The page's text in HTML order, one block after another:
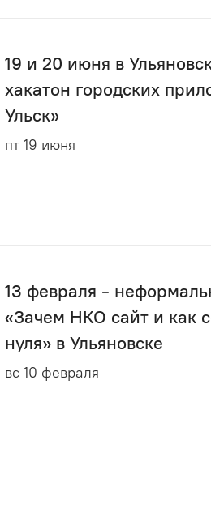
19 и 20 июня в
хакатон городских
Ульск»
пт 19 июня
13 февраля -
«Зачем НКО сайт и как
нуля» в Ульяновске
вс 10 февраля